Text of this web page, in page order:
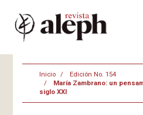
Inicio
Edición No. 154
María Zambrano: un
siglo XXI